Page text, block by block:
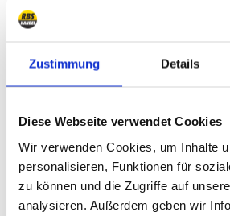
Zustimmung Details
Diese Webseite verwendet Cookies
Wir verwenden Cookies, um Inhalte
personalisieren, Funktionen für
zu können und die Zugriffe auf
analysieren. Außerdem geben wir